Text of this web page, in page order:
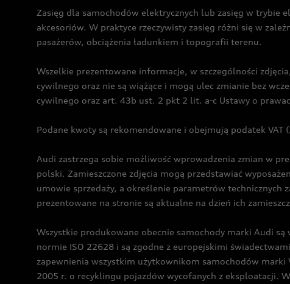
Zasięg dla samochodów elektrycznych lub zasięg w trybie
akcesoriów. W praktyce rzeczywisty zasięg różni się w
pasażerów, obciążenia ładunkiem i topografii terenu.
Wszelkie prezentowane informacje, w szczególności
cywilnego oraz nie są wiążące i mogą ulec zmianie bez
cywilnego oraz art. 43b ust. 2 pkt 2 lit. a-c Ustawy o
Podane kwoty są rekomendowane i obejmują podatek VAT
Audi zastrzega sobie możliwość wprowadzenia zmian w
polski. Zamieszczone zdjęcia mogą przedstawiać
umowie sprzedaży, a określenie parametrów
prezentowane na stronie są aktualne na dzień ich
Wszystkie produkowane obecnie samochody marki Audi
normie ISO 22628 i są zgodne z europejskimi
zapewnienia wszystkim użytkownikom samochodów
2005 r. o recyklingu pojazdów wycofanych z eksploatacji.